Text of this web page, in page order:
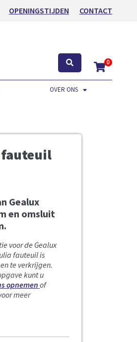
OPENINGSTIJDEN CONTACT
0
OVER ONS
fauteuil
Gealux
en omsluit
voor de Gealux
fauteuil is
te verkrijgen.
kunt u
opnemen of
meer